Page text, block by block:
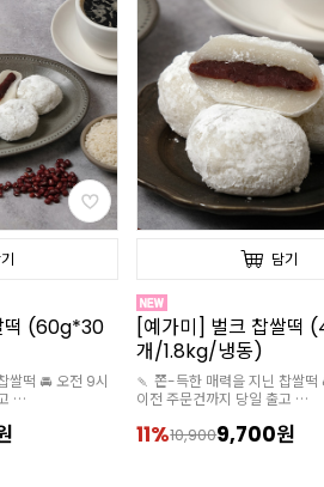
떡 (40g*42
쌀떡 🚘 오전 9시
담기
복음자리 수박 주스
동/땡모반/수박주스/
즙)
🧊 아이스박스 추가 구매 필수
24%7,1905,490원